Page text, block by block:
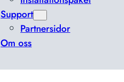
Support
Partnersidor
Om oss